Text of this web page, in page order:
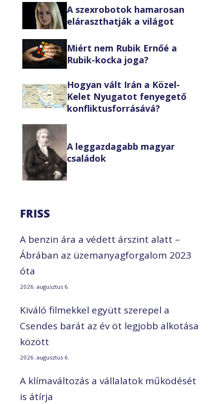
A szexrobotok hamarosan
eláraszthatják a világot
Miért nem Rubik Ernőé a
Rubik-kocka joga?
Hogyan vált Irán a Közel-
Kelet Nyugatot fenyegető
konfliktusforrásává?
A leggazdagabb magyar
családok
FRISS
A benzin ára a védett árszint alatt –
Ábrában az üzemanyagforgalom 2023
óta
2026. augusztus 6.
Kiváló filmekkel együtt szerepel a
Csendes barát az év öt legjobb alkotása
között
2026. augusztus 6.
A klímaváltozás a vállalatok működését
is átírja